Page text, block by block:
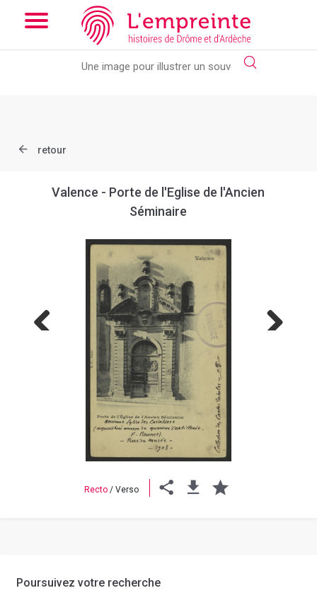
Array ( [slug] => document [ref] => B263626101_CP1812 )
Add the new slick-theme.css if you want the default styling
retour
Valence - Porte de l'Eglise de l'Ancien
Séminaire
Recto / Verso
Poursuivez votre recherche